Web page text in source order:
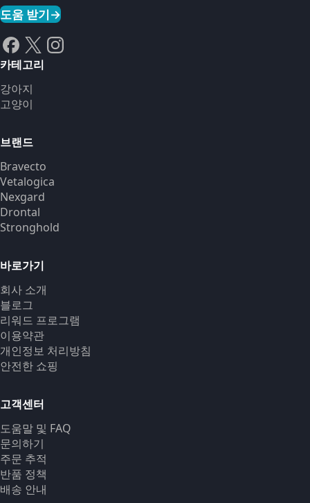
도움 받기→
카테고리
강아지
고양이
브랜드
Bravecto
Vetalogica
Nexgard
Drontal
Stronghold
바로가기
회사 소개
블로그
리워드 프로그램
이용약관
개인정보 처리방침
안전한 쇼핑
고객센터
도움말 및 FAQ
문의하기
주문 추적
반품 정책
배송 안내